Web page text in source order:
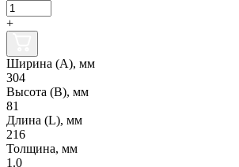
+
Ширина (А), мм
304
Высота (В), мм
81
Длина (L), мм
216
Толщина, мм
1.0